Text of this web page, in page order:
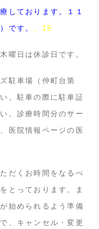
しております。１１
です。
。15
曜日は休診日です。
駐車場（仲町台第
。駐車の際に駐車証
。診療時間分のサー
医院情報ページの医
だくお時間をなるべ
とっております。ま
始められるよう準備
、キャンセル・変更